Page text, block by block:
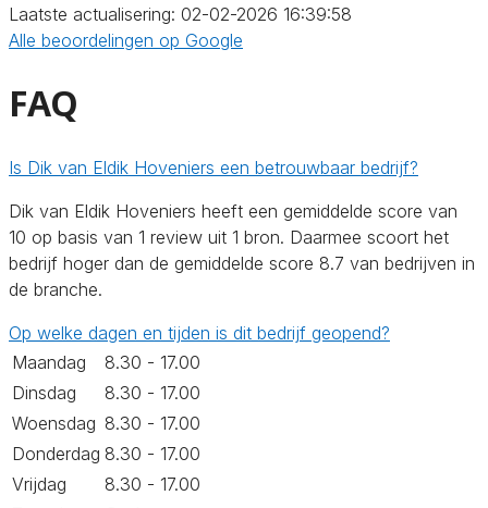
Laatste actualisering: 02-02-2026 16:39:58
Alle beoordelingen op Google
FAQ
Is Dik van Eldik Hoveniers een betrouwbaar bedrijf?
Dik van Eldik Hoveniers heeft een gemiddelde score van
10 op basis van 1 review uit 1 bron. Daarmee scoort het
bedrijf hoger dan de gemiddelde score 8.7 van bedrijven in
de branche.
Op welke dagen en tijden is dit bedrijf geopend?
Maandag
8.30 - 17.00
Dinsdag
8.30 - 17.00
Woensdag 8.30 - 17.00
Donderdag 8.30 - 17.00
Vrijdag
8.30 - 17.00